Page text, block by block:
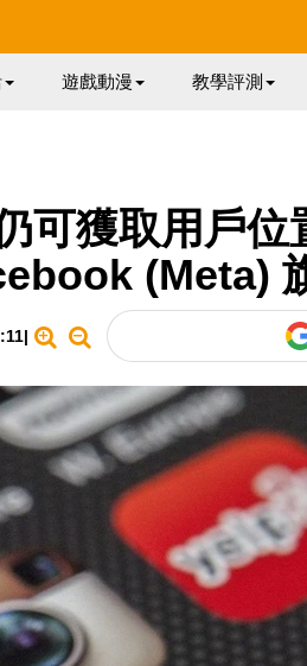
遊戲動漫 教學評測
可獲取用戶
(Meta)
|